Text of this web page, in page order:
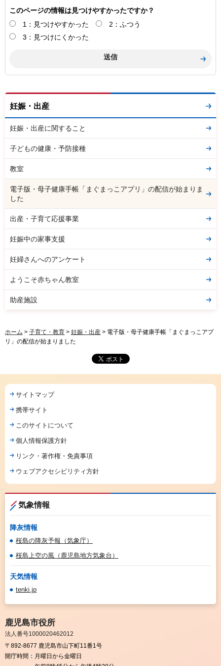
このページの情報は見つけやすかったですか？
1：見つけやすかった
2：ふつう
3：見つけにくかった
妊娠・出産
妊娠・出産に関すること
子どもの健康・予防接種
教室
電子版・母子健康手帳「まぐまっこアプリ」の配信が始まりま
した
出産・子育て応援事業
妊娠中の家事支援
妊婦さんへのアンケート
ようこそ赤ちゃん教室
助産施設
ホーム > 子育て・教育 > 妊娠・出産 > 電子版・母子健康手帳「まぐまっこアプ
リ」の配信が始まりました
サイトマップ
携帯サイト
このサイトについて
個人情報保護方針
リンク・著作権・免責事項
ウェブアクセシビリティ方針
気象情報
降灰情報
桜島の降灰予報（気象庁）
桜島上空の風（鹿児島地方気象台）
天気情報
tenki.jp
鹿児島市役所
法人番号1000020462012
〒892-8677 鹿児島市山下町11番1号
開庁時間： 月曜日から金曜日